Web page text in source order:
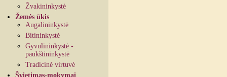
Žvakininkystė
Žemės ūkis
Augalininkystė
Bitininkystė
Gyvulininkystė -
paukštininkystė
Tradicinė virtuvė
Švietimas-mokymai